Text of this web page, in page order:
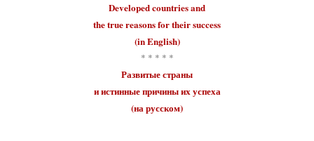
Developed countriesand
the true reasons for theirsuccess
(in English)
* * * * *
Развитые страны
и истинные причины ихуспеха
(на русском)